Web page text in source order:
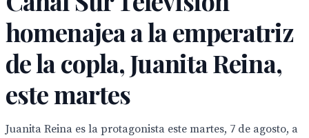
homenajea a la emperatriz
de la copla, Juanita Reina,
este martes
Juanita Reina es la protagonista este martes, 7 de agosto, a